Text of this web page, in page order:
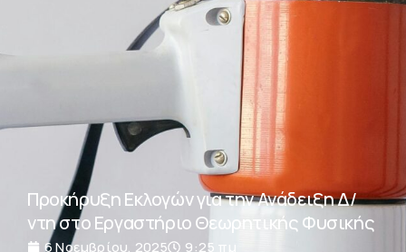
Προκήρυξη Εκλογών για την Ανάδειξη Δ/
ντη στο Εργαστήριο Θεωρητικής Φυσικής
6 Νοεμβρίου, 2025 9:25 πμ